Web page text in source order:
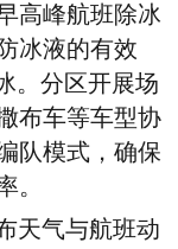
高峰航班除冰
冰液的有效
。分区开展场
布车等车型协
队模式，确保
。
天气与航班动